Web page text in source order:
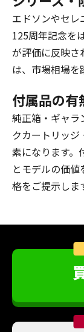
エドソンやセレ
125周年記念を
が評価に反映さ
は、市場相場を
付属品の有
純正箱・ギャラ
クカートリッ
素になります。
とモデルの価
格をご提示しま